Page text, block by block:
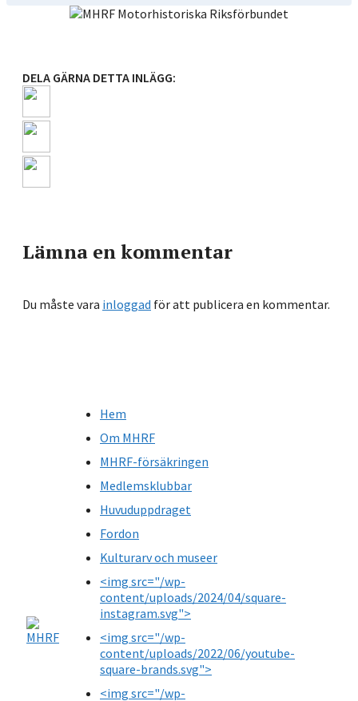
DELA GÄRNA DETTA INLÄGG:
Lämna en kommentar
Du måste vara inloggad för att publicera en kommentar.
Hem
Om MHRF
MHRF-försäkringen
Medlemsklubbar
Huvuduppdraget
Fordon
Kulturarv och museer
<img src="/wp-
content/uploads/2024/04/square-
instagram.svg">
<img src="/wp-
content/uploads/2022/06/youtube-
square-brands.svg">
<img src="/wp-